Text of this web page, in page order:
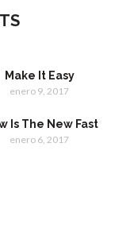
Make It Easy
enero 9, 2017
Is The New Fast
enero 6, 2017